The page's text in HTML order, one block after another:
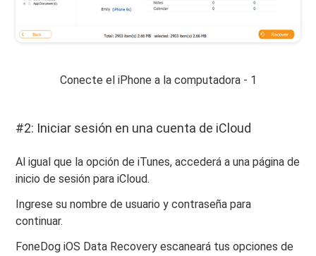
Conecte el iPhone a la computadora - 1
#2: Iniciar sesión en una cuenta de iCloud
Al igual que la opción de iTunes, accederá a una página de
inicio de sesión para iCloud.
Ingrese su nombre de usuario y contraseña para
continuar.
FoneDog iOS Data Recovery escaneará tus opciones de